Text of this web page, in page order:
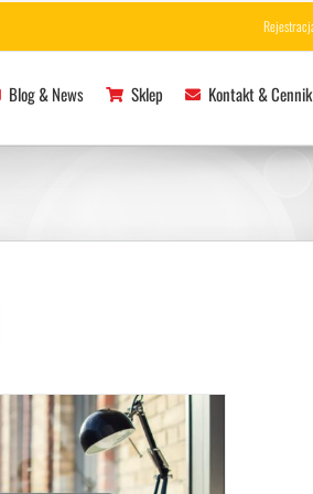
Blog & News Sklep Kontakt & Cennik